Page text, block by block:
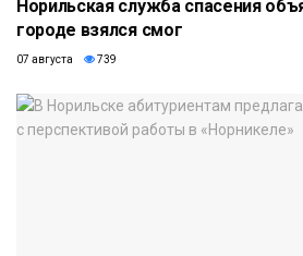
Норильская служба спасения
городе взялся смог
07 августа 739